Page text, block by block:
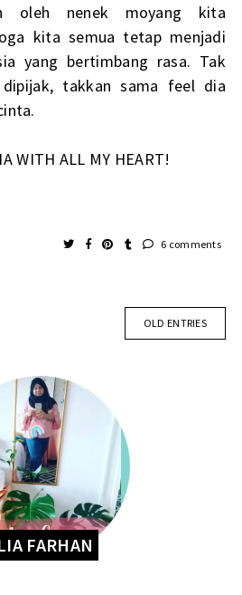
oleh nenek moyang kita
kita semua tetap menjadi
yang bertimbang rasa. Tak
takkan sama feel dia
WITH ALL MY HEART!
6 comments
OLD ENTRIES
FARHAN